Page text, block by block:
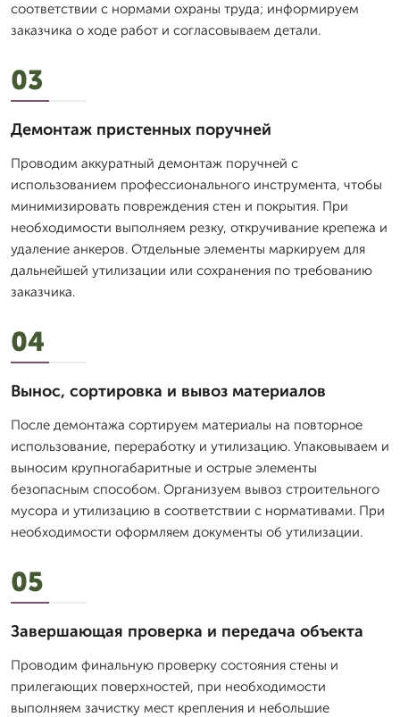
соответствии с нормами охраны труда; информируем
заказчика о ходе работ и согласовываем детали.
03
Демонтаж пристенных поручней
Проводим аккуратный демонтаж поручней с
использованием профессионального инструмента, чтобы
минимизировать повреждения стен и покрытия. При
необходимости выполняем резку, откручивание крепежа и
удаление анкеров. Отдельные элементы маркируем для
дальнейшей утилизации или сохранения по требованию
заказчика.
04
Вынос, сортировка и вывоз материалов
После демонтажа сортируем материалы на повторное
использование, переработку и утилизацию. Упаковываем и
выносим крупногабаритные и острые элементы
безопасным способом. Организуем вывоз строительного
мусора и утилизацию в соответствии с нормативами. При
необходимости оформляем документы об утилизации.
05
Завершающая проверка и передача объекта
Проводим финальную проверку состояния стены и
прилегающих поверхностей, при необходимости
выполняем зачистку мест крепления и небольшие